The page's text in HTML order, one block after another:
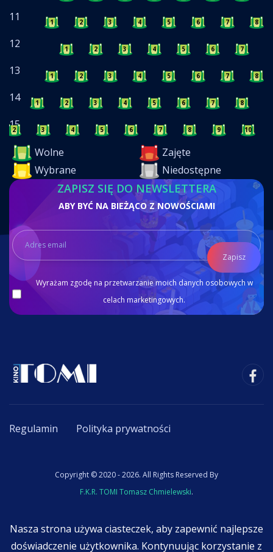
Nasza strona używa ciasteczek, aby zapewnić najlepsze
doświadczenie użytkownika. Kontynuując korzystanie z
11 1 2 3 4 5 6 7 8
12 1 2 3 4 5 6 7
13 1 2 3 4 5 6 7 8
14 1 2 3 4 5 6 7 8
15
2 3 4 5 6 7 8 9 10
Wolne
Zajęte
Wybrane
Niedostępne
ZAPISZ SIĘ DO NEWSLETTERA
ABY BYĆ NA BIEŻĄCO Z NOWOŚCIAMI
Zapisz
Wyrażam zgodę na przetwarzanie moich danych osobowych w
celach marketingowych.
Regulamin Polityka prywatności
Copyright © 2020 - 2026. All Rights Reserved By
F.K.R. TOMI Tomasz Chmielewski.